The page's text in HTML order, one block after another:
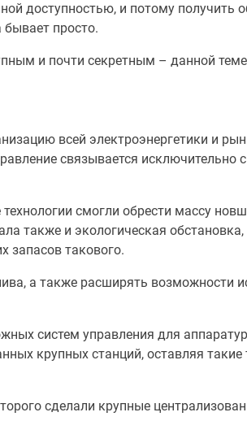
доступностью, и потому получить
просто.
и почти секретным – данной
всей электроэнергетики и
связывается исключительно
смогли обрести массу
также и экологическая
запасов такового.
а также расширять возможности
систем управления для
крупных станций, оставляя такие
сделали крупные